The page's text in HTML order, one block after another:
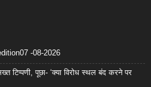
-08-2026
टिप्पणी, पूछा- ‘क्या विरोध स्थल बंद करने पर